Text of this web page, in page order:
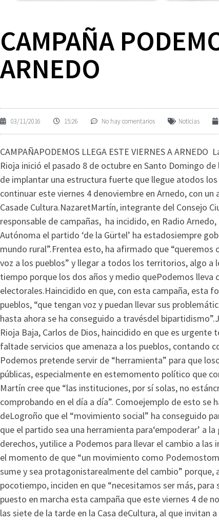
CAMPAÑA
ARNEDO
03/11/2016 15:26 No hay comentarios Noticias
CAMPAÑAPODEMOS LLEGA ESTE VIERNES A
Rioja inició el pasado 8 de octubre en Santo Domingo
de implantar una estructura fuerte que llegue atodos
continuar este viernes 4 denoviembre en Arnedo, con
Casade Cultura.NazaretMartín, integrante del Consejo
responsable de campañas, ha incidido, en Radio
Autónoma el partido ‘de la Gürtel’ ha estadosiempre
mundo rural”.Frentea esto, ha afirmado que
voz a los pueblos” y llegar a todos los territorios, algo
tiempo porque los dos años y medio quePodemos
electorales.Haincidido en que, con esta campaña, esta
pueblos, “que tengan voz y puedan llevar sus
hasta ahora se ha conseguido a travésdel
Rioja Baja, Carlos de Dios, haincidido en que es
faltade servicios que amenaza a los pueblos, contando
Podemos pretende servir de “herramienta” para que
públicas, especialmente en estemomento político que
Martín cree que “las instituciones, por sí solas, no
comprobando en el día a día”. Comoejemplo de esto
deLogroño que el “movimiento social” ha conseguido
que el partido sea una herramienta para‘empoderar’ a
derechos, yutilice a Podemos para llevar el cambio a las
el momento de que “un movimiento como
sume y sea protagonistarealmente del cambio” porque,
pocotiempo, inciden en que “necesitamos ser más,
puesto en marcha esta campaña que este viernes 4 de
las siete de la tarde en la Casa deCultura, al que invitan